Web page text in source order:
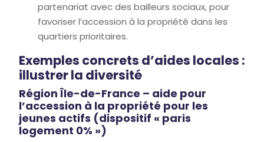
partenariat avec des bailleurs sociaux, pour
favoriser l’accession à la propriété dans les
quartiers prioritaires.
Exemples concrets d’aides locales :
illustrer la diversité
Région Île-de-France – aide pour
l’accession à la propriété pour les
jeunes actifs (dispositif « paris
logement 0% »)